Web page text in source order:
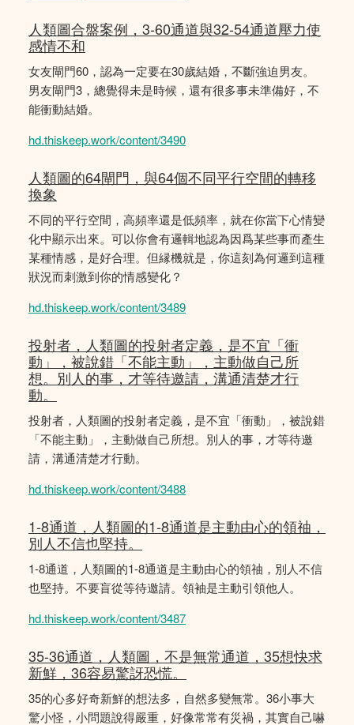
人類圖合盤案例，3-60通道與32-54通道壓力使
感情不和
女友閘門60，認為一定要在30歲結婚，不斷強迫男友。
男友閘門3，總覺得未是時候，還有很多事未準備好，不
能衝動結婚。
hd.thiskeep.work/content/3490
人類圖的64閘門，與64個不同平行空間的轉移
換象
不同的平行空間，高頻率還是低頻率，就在你當下心情變
化中顯示出來。可以你會有邏輯地認為因爲某些事而產生
某種情感，是好合理。但縁機就是，你這刻為何邏到這種
狀況而刺激到你的情感變化？
hd.thiskeep.work/content/3489
投射者，人類圖的投射者定義，是不宜「衝
動」，被說錯「不能主動」，主動做自己所
想。別人的事，才等待邀請，溝通清楚才行
動。
投射者，人類圖的投射者定義，是不宜「衝動」，被說錯
「不能主動」，主動做自己所想。別人的事，才等待邀
請，溝通清楚才行動。
hd.thiskeep.work/content/3488
1-8通道，人類圖的1-8通道是主動由心的領䄂，
別人不信也堅持。
1-8通道，人類圖的1-8通道是主動由心的領䄂，別人不信
也堅持。不要盲從等待邀請。領袖是主動引領他人。
hd.thiskeep.work/content/3487
35-36通道，人類圖，不是無常通道，35想快求
新鮮，36容易驚訝恐慌。
35的心多好奇新鮮的想法多，自然多變無常。36小事大
驚小怪，小問題說得嚴重，好像常常有災禍，其實自己嚇